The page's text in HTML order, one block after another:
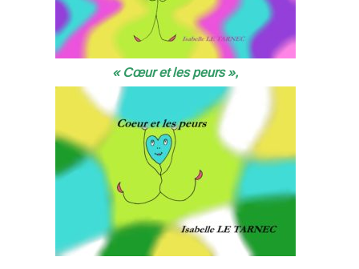
« Cœur et les peurs »,